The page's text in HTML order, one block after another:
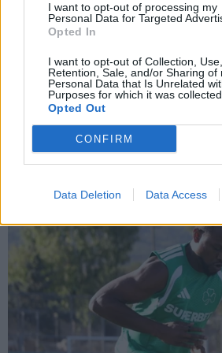
I want to opt-out of processing my
Personal Data for Targeted
Opted In
I want to opt-out of Collection, Use,
Retention, Sale, and/or Sharing of
Personal Data that Is Unrelated
Purposes for which it was collected.
Opted Out
CONFIRM
Data Deletion Data Access
X